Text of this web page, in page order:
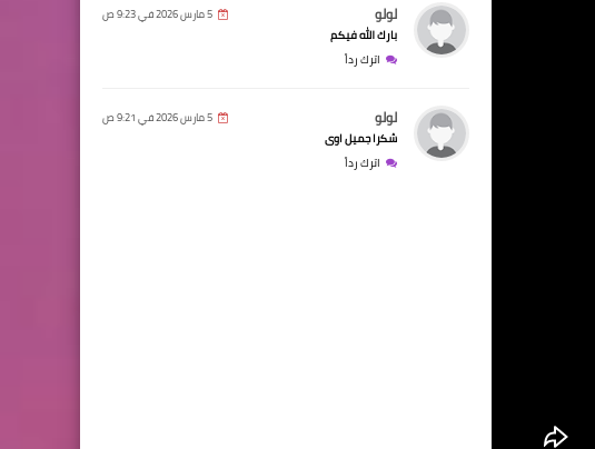
لولو 5 مارس 2026 في 9:23 ص
بارك الله فيكم
اترك رداً
لولو 5 مارس 2026 في 9:21 ص
شكرا جميل اوى
اترك رداً